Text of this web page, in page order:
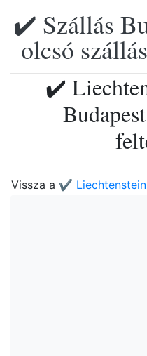
✔️ Szállás
olcsó
✔️
Vissza a ✔️ Liechtenstein